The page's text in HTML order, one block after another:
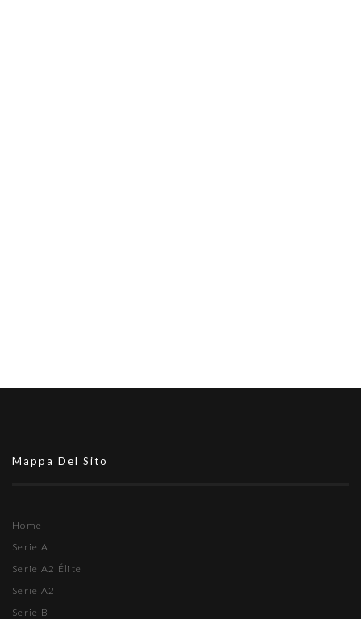
Mappa Del Sito
Home
Serie A
Serie A2 Élite
Serie A2
Serie B